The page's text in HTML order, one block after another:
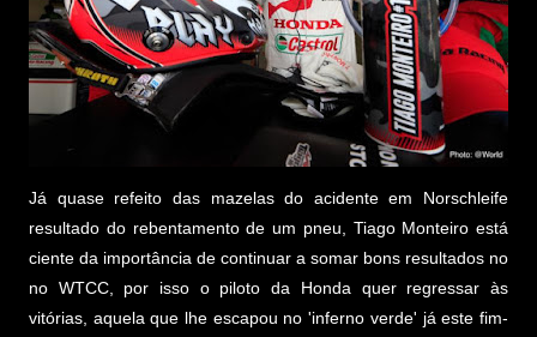
Já quase refeito das mazelas do acidente em Norschleife
resultado do rebentamento de um pneu, Tiago Monteiro está
ciente da importância de continuar a somar bons resultados no
no WTCC, por isso o piloto da Honda quer regressar às
vitórias, aquela que lhe escapou no 'inferno verde' já este fim-